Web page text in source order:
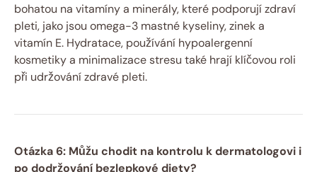
‍bohatou na ⁤vitamíny a minerály, které ⁤podporují zdraví⁤
pleti, jako⁤ jsou omega-3 mastné kyseliny, zinek a
vitamín E. Hydratace, používání⁣ hypoalergenní
kosmetiky a minimalizace stresu také hrají⁤ klíčovou⁣ roli
při‍ udržování zdravé​ pleti.
Otázka 6: Můžu chodit na kontrolu k ⁢dermatologovi i
po dodržování ‌bezlepkové diety?